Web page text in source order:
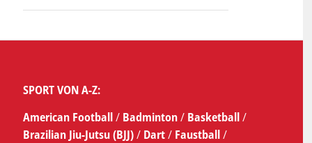
SPORT VON A-Z:
American Football/ Badminton/ Basketball/
Brazilian Jiu-Jutsu (BJJ)/ Dart/ Faustball/